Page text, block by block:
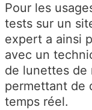
Pour les
tests sur un
expert a ainsi
avec un
de lunettes de
permettant de
temps réel.